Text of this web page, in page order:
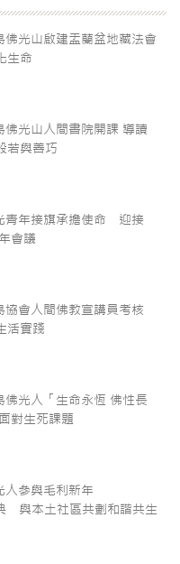
佛光山啟建盂蘭盆地藏法會
生命
佛光山人間書院開課 導讀
若與善巧
青年接旗承擔使命 迎接
會議
協會人間佛教宣講員考核
活實踐
佛光人「生命永恆 佛性長
對生死課題
人參與毛利新年
與本土社區共劃和諧共生